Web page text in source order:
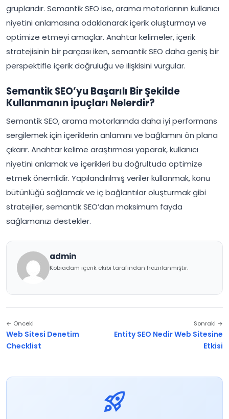
gruplarıdır. Semantik SEO ise, arama motorlarının kullanıcı
niyetini anlamasına odaklanarak içerik oluşturmayı ve
optimize etmeyi amaçlar. Anahtar kelimeler, içerik
stratejisinin bir parçası iken, semantik SEO daha geniş bir
perspektifle içerik doğruluğu ve ilişkisini vurgular.
Semantik SEO’yu Başarılı Bir Şekilde
Kullanmanın İpuçları Nelerdir?
Semantik SEO, arama motorlarında daha iyi performans
sergilemek için içeriklerin anlamını ve bağlamını ön plana
çıkarır. Anahtar kelime araştırması yaparak, kullanıcı
niyetini anlamak ve içerikleri bu doğrultuda optimize
etmek önemlidir. Yapılandırılmış veriler kullanmak, konu
bütünlüğü sağlamak ve iç bağlantılar oluşturmak gibi
stratejiler, semantik SEO’dan maksimum fayda
sağlamanızı destekler.
admin
Kobiadam içerik ekibi tarafından hazırlanmıştır.
← Önceki
Web Sitesi Denetim
Checklist
Sonraki →
Entity SEO Nedir Web Sitesine
Etkisi
rocket_launch